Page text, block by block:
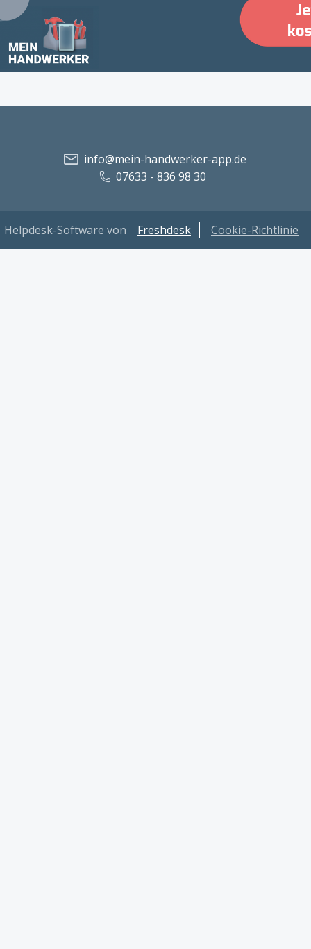
info@mein-handwerker-app.de
07633 - 836 98 30
Helpdesk-Software von Freshdesk Cookie-Richtlinie